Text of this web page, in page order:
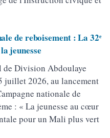
de reboisement : La 32ᵉ
jeunesse
de Division Abdoulaye
juillet 2026, au lancement
nationale de
: « La jeunesse au cœur
pour un Mali plus vert